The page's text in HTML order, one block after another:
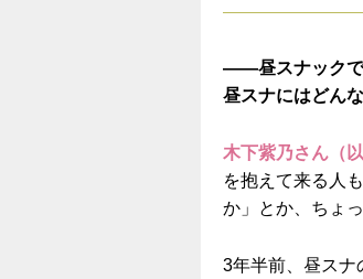
——昼スナックで
昼スナにはどん
木下紫乃さん（
を抱えて来る人
か」とか、ちょ
3年半前、昼スナ